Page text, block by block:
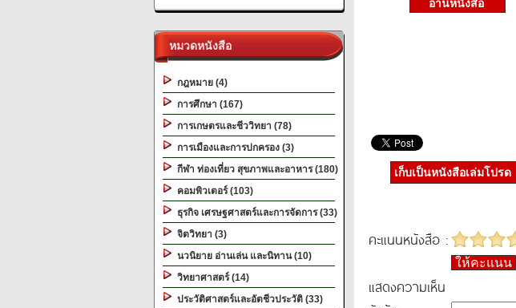
หมวดหนังสือ
กฎหมาย (4)
การศึกษา (167)
การเกษตรและชีววิทยา (78)
การเมืองและการปกครอง (3)
กีฬา ท่องเที่ยว สุขภาพและอาหาร (180)
คอมพิวเตอร์ (103)
ธุรกิจ เศรษฐศาสตร์และการจัดการ (33)
จิตวิทยา (3)
นวนิยาย อ่านเล่น และนิทาน (10)
วิทยาศาสตร์ (14)
ประวัติศาสตร์และอัตชีวประวัติ (33)
เก็บเป็นหนังสือเล่มโปรด
คะแนนหนังสือ :
ให้คะแนน
แสดงความเห็น